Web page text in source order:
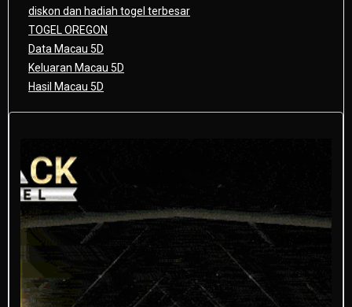
diskon dan hadiah togel terbesar
TOGEL OREGON
Data Macau 5D
Keluaran Macau 5D
Hasil Macau 5D